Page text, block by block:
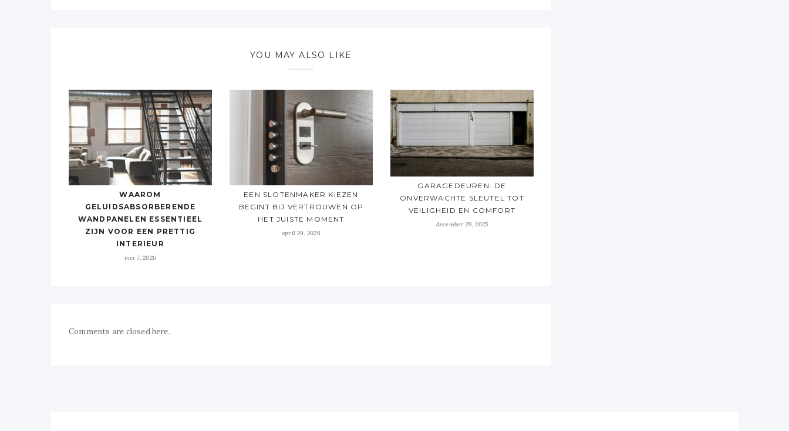
YOU MAY ALSO LIKE
WAAROM
GELUIDSABSORBERENDE
WANDPANELEN ESSENTIEEL
ZIJN VOOR EEN PRETTIG
INTERIEUR
mei 7, 2026
EEN SLOTENMAKER KIEZEN
BEGINT BIJ VERTROUWEN OP
HET JUISTE MOMENT
april 29, 2026
GARAGEDEUREN: DE
ONVERWACHTE SLEUTEL TOT
VEILIGHEID EN COMFORT
december 29, 2025
Comments are closed here.